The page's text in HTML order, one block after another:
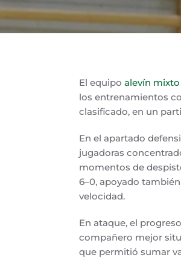
El equipo alevín
los entrenamientos
clasificado, en un
En el apartado
jugadoras
momentos de
6–0, apoyado
velocidad.
En ataque, el
compañero mejor
que permitió sumar